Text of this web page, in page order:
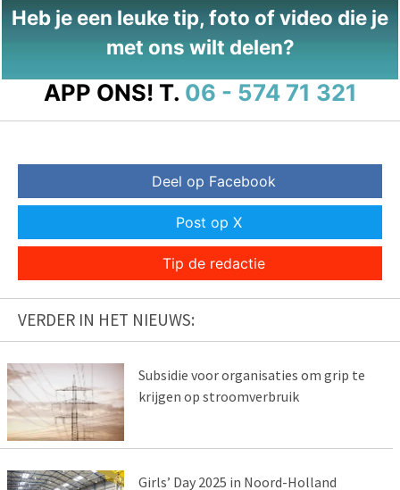
Heb je een leuke tip, foto of video die je
met ons wilt delen?
APP ONS! T. 06 - 574 71 321
Deel op Facebook
Post op X
Tip de redactie
VERDER IN HET NIEUWS:
Subsidie voor organisaties om grip te
krijgen op stroomverbruik
Girls’ Day 2025 in Noord-Holland